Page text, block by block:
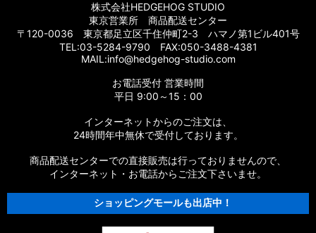
株式会社HEDGEHOG STUDIO
東京営業所 商品配送センター
〒120-0036 東京都足立区千住仲町2-3 ハマノ第1ビル401号
TEL:03-5284-9790 FAX:050-3488-4381
MAIL:info@hedgehog-studio.com
お電話受付 営業時間
平日 9:00～15：00
インターネットからのご注文は、
24時間年中無休で受付しております。
商品配送センターでの直接販売は行っておりませんので、
インターネット・お電話からご注文下さいませ。
ショッピングモールも出店中！